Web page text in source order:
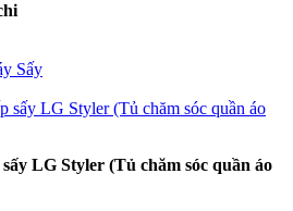
Sấy
LG Styler (Tủ chăm sóc quần áo